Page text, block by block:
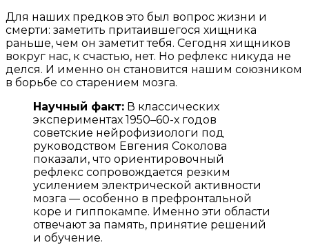
Для наших предков это был вопрос жизни и
смерти: заметить притаившегося хищника
раньше, чем он заметит тебя. Сегодня хищников
вокруг нас, к счастью, нет. Но рефлекс никуда не
делся. И именно он становится нашим союзником
в борьбе со старением мозга.
Научный факт: В классических
экспериментах 1950–60-х годов
советские нейрофизиологи под
руководством Евгения Соколова
показали, что ориентировочный
рефлекс сопровождается резким
усилением электрической активности
мозга — особенно в префронтальной
коре и гиппокампе. Именно эти области
отвечают за память, принятие решений
и обучение.